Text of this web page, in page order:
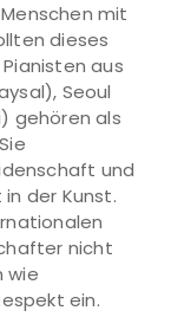
mit
dieses
aus
Seoul
gehören als
und
der Kunst.
nicht
wie
ein.